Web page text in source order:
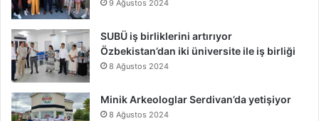
9 Ağustos 2024
SUBÜ iş birliklerini artırıyor
Özbekistan’dan iki üniversite ile iş birliği
8 Ağustos 2024
Minik Arkeologlar Serdivan’da yetişiyor
8 Ağustos 2024